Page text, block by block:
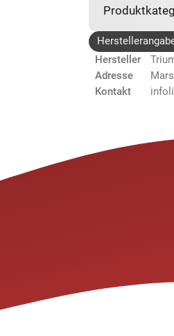
Hersteller
Adresse
Kontakt